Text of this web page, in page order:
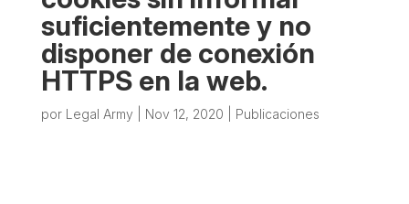
suficientemente y no
disponer de conexión
HTTPS en la web.
por Legal Army Nov 12, 2020 Publicaciones